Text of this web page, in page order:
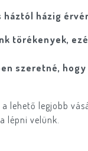
háztól házig
törékenyek,
szeretné,
a lehető legjobb
lépni velünk.